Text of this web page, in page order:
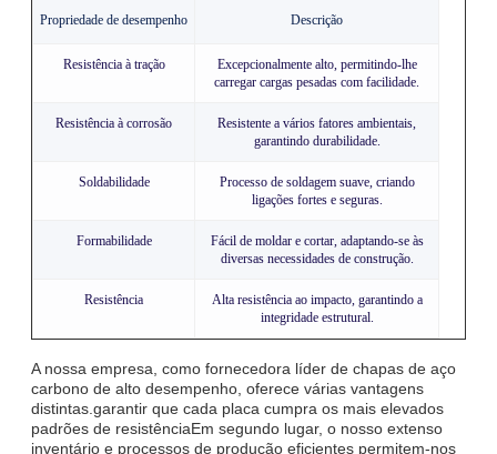
Propriedade de desempenho Descrição
Resistência à tração
Excepcionalmente alto, permitindo-lhe
carregar cargas pesadas com facilidade.
Resistência à corrosão
Resistente a vários fatores ambientais,
garantindo durabilidade.
Soldabilidade
Processo de soldagem suave, criando
ligações fortes e seguras.
Formabilidade
Fácil de moldar e cortar, adaptando-se às
diversas necessidades de construção.
Resistência
Alta resistência ao impacto, garantindo a
integridade estrutural.
A nossa empresa, como fornecedora líder de chapas de aço
carbono de alto desempenho, oferece várias vantagens
distintas.garantir que cada placa cumpra os mais elevados
padrões de resistênciaEm segundo lugar, o nosso extenso
inventário e processos de produção eficientes permitem-nos